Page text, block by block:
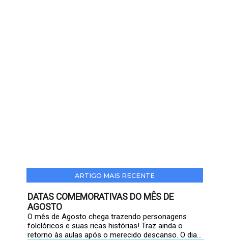
ARTIGO MAIS RECENTE
DATAS COMEMORATIVAS DO MÊS DE
AGOSTO
O mês de Agosto chega trazendo personagens
folclóricos e suas ricas histórias! Traz ainda o
retorno às aulas após o merecido descanso. O dia...